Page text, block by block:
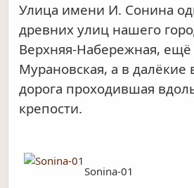
Улица имени И. Сонина
древних улиц нашего
Верхняя-Набережная, ещё
Мурановская, а в далёкие
дорога проходившая
крепости.
Sonina-01